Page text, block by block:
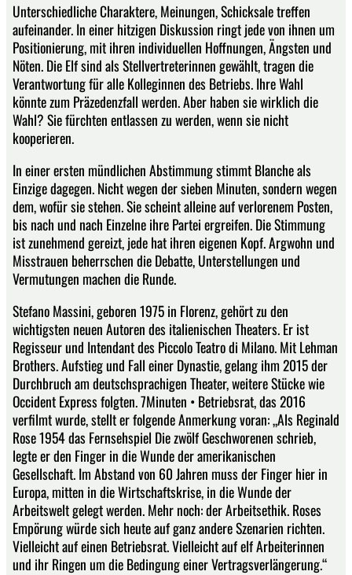
Unterschiedliche Charaktere, Meinungen, Schicksale treffen
aufeinander. In einer hitzigen Diskussion ringt jede von ihnen um
Positionierung, mit ihren individuellen Hoffnungen, Ängsten und
Nöten. Die Elf sind als Stellvertreterinnen gewählt, tragen die
Verantwortung für alle Kolleginnen des Betriebs. Ihre Wahl
könnte zum Präzedenzfall werden. Aber haben sie wirklich die
Wahl? Sie fürchten entlassen zu werden, wenn sie nicht
kooperieren.
In einer ersten mündlichen Abstimmung stimmt Blanche als
Einzige dagegen. Nicht wegen der sieben Minuten, sondern wegen
dem, wofür sie stehen. Sie scheint alleine auf verlorenem Posten,
bis nach und nach Einzelne ihre Partei ergreifen. Die Stimmung
ist zunehmend gereizt, jede hat ihren eigenen Kopf. Argwohn und
Misstrauen beherrschen die Debatte, Unterstellungen und
Vermutungen machen die Runde.
Stefano Massini, geboren 1975 in Florenz, gehört zu den
wichtigsten neuen Autoren des italienischen Theaters. Er ist
Regisseur und Intendant des Piccolo Teatro di Milano. Mit Lehman
Brothers. Aufstieg und Fall einer Dynastie, gelang ihm 2015 der
Durchbruch am deutschsprachigen Theater, weitere Stücke wie
Occident Express folgten. 7Minuten • Betriebsrat, das 2016
verfilmt wurde, stellt er folgende Anmerkung voran: „Als Reginald
Rose 1954 das Fernsehspiel Die zwölf Geschworenen schrieb,
legte er den Finger in die Wunde der amerikanischen
Gesellschaft. Im Abstand von 60 Jahren muss der Finger hier in
Europa, mitten in die Wirtschaftskrise, in die Wunde der
Arbeitswelt gelegt werden. Mehr noch: der Arbeitsethik. Roses
Empörung würde sich heute auf ganz andere Szenarien richten.
Vielleicht auf einen Betriebsrat. Vielleicht auf elf Arbeiterinnen
und ihr Ringen um die Bedingung einer Vertragsverlängerung.“